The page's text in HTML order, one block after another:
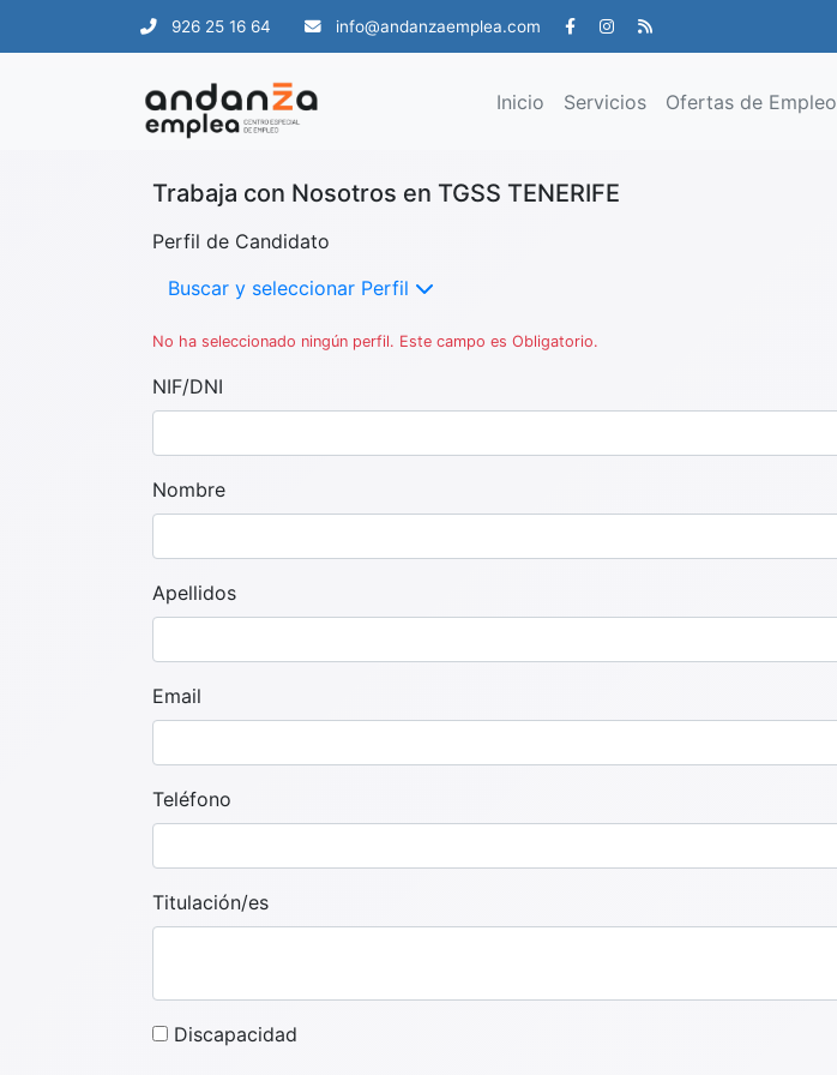
926 25 16 64 info@andanzaemplea.com
Inicio Servicios Ofertas de Empleo
Trabaja con Nosotros en TGSS TENERIFE
Perfil de Candidato
Buscar y seleccionar Perfil
No ha seleccionado ningún perfil. Este campo es Obligatorio.
NIF/DNI
Nombre
Apellidos
Email
Teléfono
Titulación/es
Discapacidad